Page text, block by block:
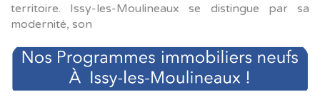
territoire. Issy-les-Moulineaux se distingue par sa
modernité, son